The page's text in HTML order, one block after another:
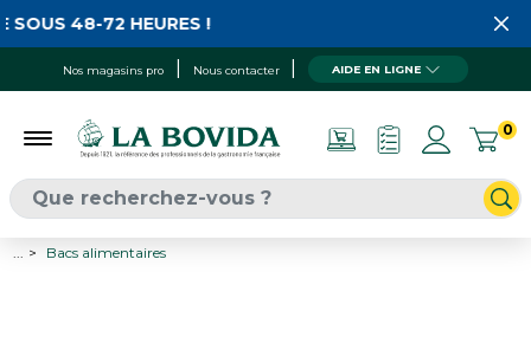
Nos magasins pro Nous contacter AIDE EN LIGNE
0
48-72 HEURES !
Bacs alimentaires